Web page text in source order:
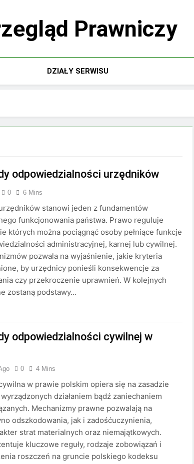
Prawniczy
DZIAŁY SERWISU
odpowiedzialności urzędników
0 6 Mins
stanowi jeden z fundamentów
funkcjonowania państwa. Prawo reguluje
których można pociągnąć osoby pełniące funkcje
administracyjnej, karnej lub cywilnej.
pozwala na wyjaśnienie, jakie kryteria
by urzędnicy ponieśli konsekwencje za
czy przekroczenie uprawnień. W kolejnych
zostaną podstawy…
odpowiedzialności cywilnej w
0 4 Mins
w prawie polskim opiera się na zasadzie
działaniem bądź zaniechaniem
Mechanizmy prawne pozwalają na
odszkodowania, jak i zadośćuczynienia,
strat materialnych oraz niemajątkowych.
kluczowe reguły, rodzaje zobowiązań i
roszczeń na gruncie polskiego kodeksu